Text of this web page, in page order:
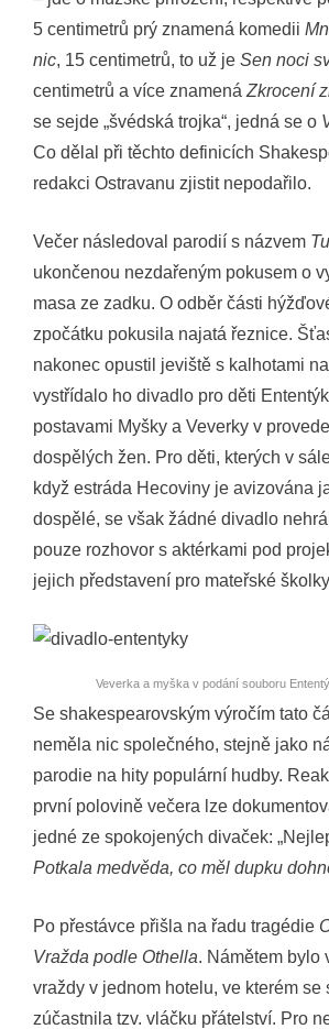
5 centimetrů prý znamená komedii
nic, 15 centimetrů, to už je Sen noci
centimetrů a více znamená Zkrocení
se sejde „švédská trojka“, jedná se o
Co dělal při těchto definicích
redakci Ostravanu zjistit nepodařilo.
Večer následoval parodií s názvem
ukončenou nezdařeným pokusem o
masa ze zadku. O odběr části
zpočátku pokusila najatá řeznice.
nakonec opustil jeviště s kalhotami
vystřídalo ho divadlo pro děti
postavami Myšky a Veverky v
dospělých žen. Pro děti, kterých v
když estráda Hecoviny je avizována
dospělé, se však žádné divadlo
pouze rozhovor s aktérkami pod
jejich představení pro mateřské
Veverka a myška v podání souboru
Se shakespearovským výročím tato
neměla nic společného, stejně jako
parodie na hity populární hudby.
první polovině večera lze
jedné ze spokojených divaček:
Potkala medvěda, co měl dupku
Po přestávce přišla na řadu tragédie
Vražda podle Othella. Námětem bylo
vraždy v jednom hotelu, ve kterém se
zúčastnila tzv. vláčku přátelství. Pro